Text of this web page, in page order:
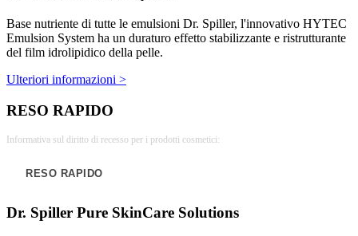
Base nutriente di tutte le emulsioni Dr. Spiller, l'innovativo HYTEC
Emulsion System ha un duraturo effetto stabilizzante e ristrutturante
del film idrolipidico della pelle.
Ulteriori informazioni >
RESO RAPIDO
Informativa sul diritto di recesso per i prodotti cosmetici:
RESO RAPIDO
Dr. Spiller Pure SkinCare Solutions